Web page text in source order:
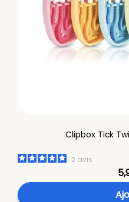
Clipbox Tick
2 avis